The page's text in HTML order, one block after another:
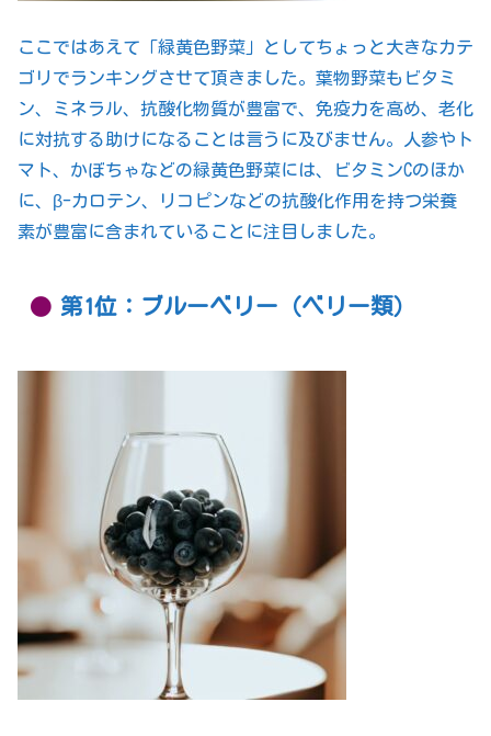
ここではあえて「緑黄色野菜」としてちょっと大きなカテ
ゴリでランキングさせて頂きました。葉物野菜もビタミ
ン、ミネラル、抗酸化物質が豊富で、免疫力を高め、老化
に対抗する助けになることは言うに及びません。人参やト
マト、かぼちゃなどの緑黄色野菜には、ビタミンCのほか
に、β-カロテン、リコピンなどの抗酸化作用を持つ栄養
素が豊富に含まれていることに注目しました。
第1位：ブルーベリー（ベリー類）